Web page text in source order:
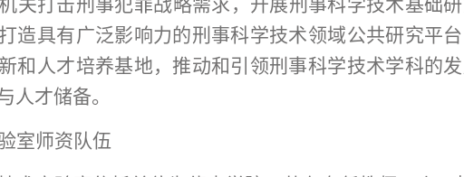
造具有广泛影响力的刑事科学技术领域公共研究平
和人才培养基地，推动和引领刑事科学技术学科的
人才储备。
室师资队伍